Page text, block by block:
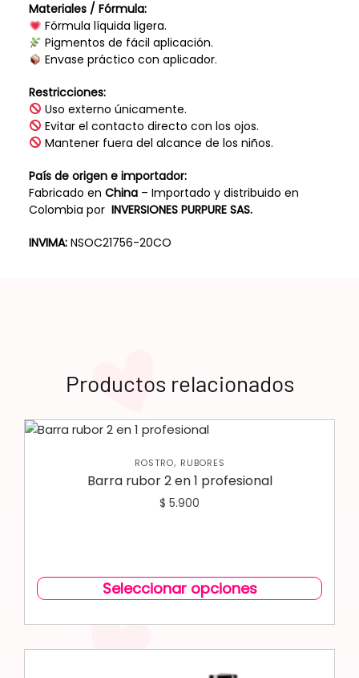
Materiales / Fórmula:
Fórmula líquida ligera.
Pigmentos de fácil aplicación.
Envase práctico con aplicador.
Restricciones:
Uso externo únicamente.
Evitar el contacto directo con los ojos.
Mantener fuera del alcance de los niños.
País de origen e importador:
Fabricado en China– Importado y distribuido en
Colombia por INVERSIONES PURPURE SAS.
INVIMA:NSOC21756-20CO
Productos relacionados
ROSTRO, RUBORES
Barra rubor 2 en 1 profesional
$ 5.900
Seleccionar opciones